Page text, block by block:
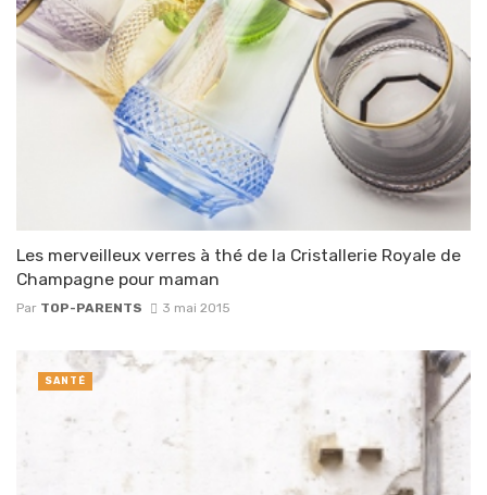
Les merveilleux verres à thé de la Cristallerie Royale de
Champagne pour maman
Par TOP-PARENTS 3 mai 2015
SANTÉ